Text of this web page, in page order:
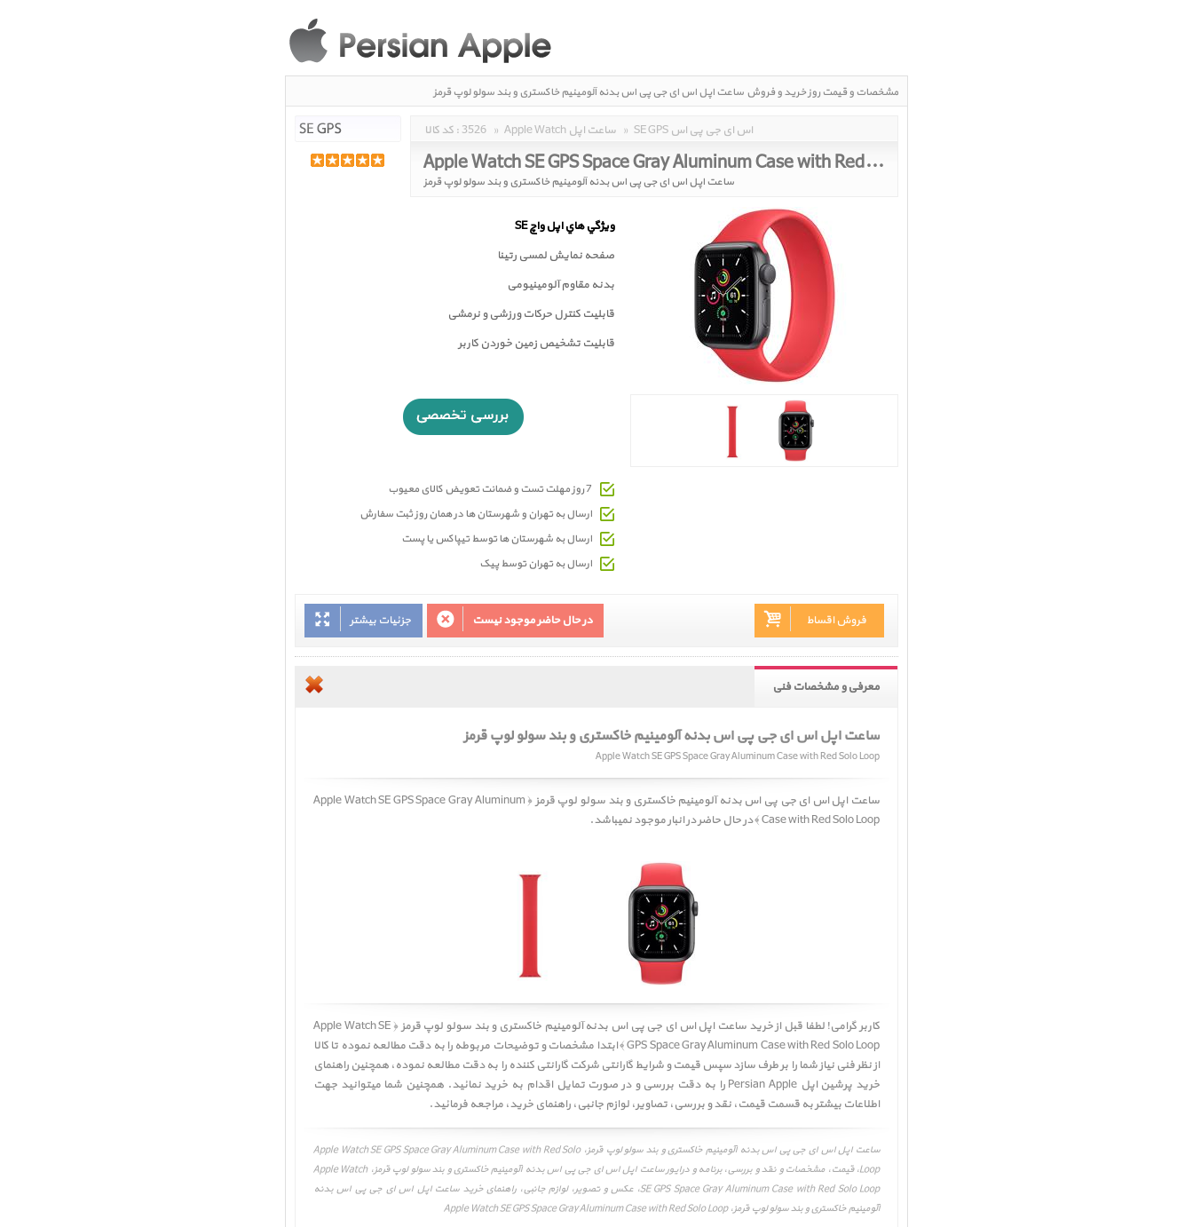
مشخصات و قیمت روز خرید و فروش ساعت اپل اس ای جی پی اس بدنه آلومینیم خاکستری و بند سولو لوپ قرمز
Apple Watch SE GPS Space Gray Aluminum Case with Red Solo Loop
کد کالا : 3526 » Apple Watch ساعت اپل » SE GPS اس ای جی پی اس
Apple Watch SE GPS Space Gray Aluminum Case with Red Solo Loop
ساعت اپل اس ای جی پی اس بدنه آلومینیم خاکستری و بند سولو لوپ قرمز
ويژگي هاي اپل واچ SE
صفحه نمايش لمسی رتينا
بدنه مقاوم آلومینیومی
قابلیت کنترل حرکات ورزشی و نرمشی
قابليت تشخيص زمين خوردن کاربر
7 روز مهلت تست و ضمانت تعویض کالای معیوب
ارسال به تهران و شهرستان ها در همان روز ثبت سفارش
ارسال به شهرستان ها توسط تیپاکس یا پست
ارسال به تهران توسط پیک
جزئیات بیشتر در حال حاضر موجود نیست فروش اقساط
معرفی و مشخصات فنی
ساعت اپل اس ای جی پی اس بدنه آلومینیم خاکستری و بند سولو لوپ قرمز
Apple Watch SE GPS Space Gray Aluminum Case with Red Solo Loop
ساعت اپل اس ای جی پی اس بدنه آلومینیم خاکستری و بند سولو لوپ قرمز ﴿ Apple Watch SE GPS Space Gray Aluminum
Case with Red Solo Loop ﴾ در حال حاضر در انبار موجود نمیباشد.
کاربر گرامی! لطفا قبل از خرید ساعت اپل اس ای جی پی اس بدنه آلومینیم خاکستری و بند سولو لوپ قرمز ﴿ Apple Watch SE
GPS Space Gray Aluminum Case with Red Solo Loop ﴾ ابتدا مشخصات و توضیحات مربوطه را به دقت مطالعه نموده تا کالا
از نظر فنی نیاز شما را بر طرف سازد سپس قیمت و شرایط گارانتی شرکت گارانتی کننده را به دقت مطالعه نموده، همچنین راهنمای
خرید پرشین اپل Persian Apple را به دقت بررسی و در صورت تمایل اقدام به خرید نمائید. همچنین شما میتوانید جهت
اطلاعات بیشتر به قسمت قیمت، نقد و بررسی، تصاویر، لوازم جانبی، راهنمای خرید، مراجعه فرمائید.
ساعت اپل اس ای جی پی اس بدنه آلومینیم خاکستری و بند سولو لوپ قرمز، Apple Watch SE GPS Space Gray Aluminum Case with Red Solo
Loop، قیمت، مشخصات و نقد و بررسی، برنامه و درایور ساعت اپل اس ای جی پی اس بدنه آلومینیم خاکستری و بند سولو لوپ قرمز، Apple Watch
SE GPS Space Gray Aluminum Case with Red Solo Loop، عکس و تصویر، لوازم جانبی، راهنمای خرید ساعت اپل اس ای جی پی اس بدنه
آلومینیم خاکستری و بند سولو لوپ قرمز، Apple Watch SE GPS Space Gray Aluminum Case with Red Solo Loop